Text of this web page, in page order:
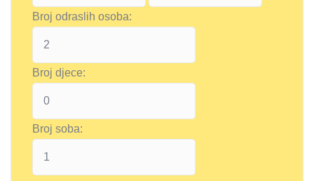
Broj odraslih osoba:
Broj djece:
Broj soba: